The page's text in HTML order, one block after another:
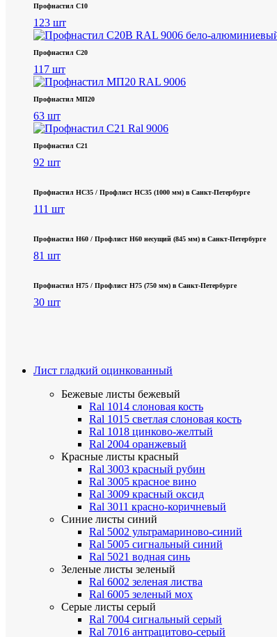
Профнастил С10
123 шт
Профнастил С20
117 шт
Профнастил МП20
63 шт
Профнастил С21
92 шт
Профнастил НС35 / Профлист НС35 (1000 мм) в Санкт‑Петербурге
111 шт
Профнастил Н60 / Профлист Н60 несущий (845 мм) в Санкт-Петербурге
81 шт
Профнастил Н75 / Профлист Н75 (750 мм) в Санкт-Петербурге
30 шт
Лист гладкий оцинкованный
Бежевые листы бежевый
Ral 1014 слоновая кость
Ral 1015 светлая слоновая кость
Ral 1018 цинково-желтый
Ral 2004 оранжевый
Красные листы красный
Ral 3003 красный рубин
Ral 3005 красное вино
Ral 3009 красный оксид
Ral 3011 красно-коричневый
Синие листы синий
Ral 5002 ультрамариново-синий
Ral 5005 сигнальный синий
Ral 5021 водная синь
Зеленые листы зеленый
Ral 6002 зеленая листва
Ral 6005 зеленый мох
Серые листы серый
Ral 7004 сигнальный серый
Ral 7016 антрацитово-серый